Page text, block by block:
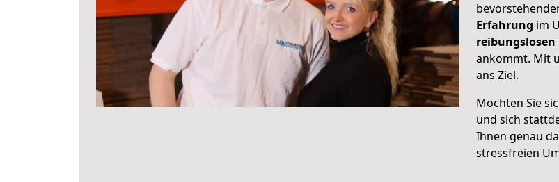
Erfahrung im
ankommt. Mit
ans Ziel.
Möchten Sie
und sich
Ihnen genau
stressfreien